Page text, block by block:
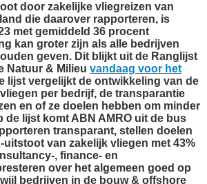
door zakelijke vliegreizen van
die daarover rapporteren, is
met gemiddeld 36 procent
kan groter zijn als alle bedrijven
geven. Dit blijkt uit de Ranglijst
Natuur & Milieu vandaag voor het
lijst vergelijkt de ontwikkeling van de
per bedrijf, de transparantie
en of ze doelen hebben om minder
de lijst komt ABN AMRO uit de bus
transparant, stellen doelen
uitstoot van zakelijk vliegen met 43%
, finance- en
over het algemeen goed op
bedrijven in de bouw & offshore